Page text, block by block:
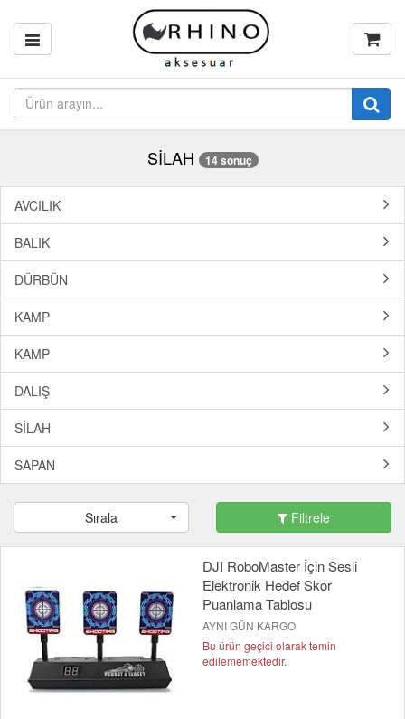
SİLAH 14 sonuç
AVCILIK
BALIK
DÜRBÜN
KAMP
KAMP
DALIŞ
SİLAH
SAPAN
Sırala Filtrele
DJI RoboMaster İçin Sesli
Elektronik Hedef Skor
Puanlama Tablosu
AYNI GÜN KARGO
Bu ürün geçici olarak temin
edilememektedir.